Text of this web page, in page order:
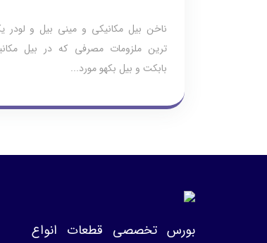
ناخن بیل مکانیکی و مینی بیل و لودر
ترین ملزومات مصرفی که در بیل
بابکت و بیل بکهو مورد...
بورس تخصصی قطعات انواع